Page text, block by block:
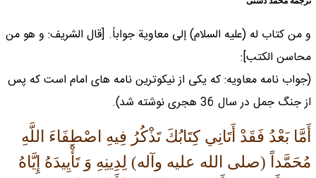
و من كتاب له (علیه السلام) إلى معاوية جواباً. [قال الشريف: و هو من
محاسن الكتب]:
(جواب نامه معاويه: كه يكى از نيكوترين نامه هاى امام است كه پس
از جنگ جمل در سال 36 هجرى نوشته شد).
أَمَّا بَعْدُ فَقَدْ أَتَانِي كِتَابُكَ تَذْكُرُ فِيهِ اصْطِفَاءَ اللَّهِ
مُحَمَّداً (صلی الله علیه وآله) لِدِينِهِ وَ تَأْيِيدَهُ إِيَّاهُ